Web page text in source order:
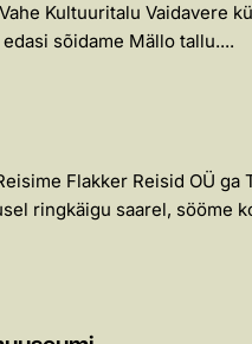
Kultuuritalu Vaidavere
sõidame Mällo tallu....
Flakker Reisid OÜ ga
ringkäigu saarel, sööme